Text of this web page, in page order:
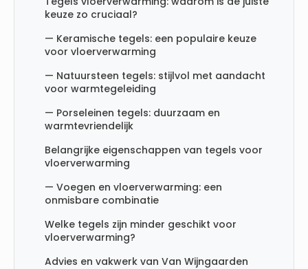
keuze zo cruciaal?
— Keramische tegels: een populaire keuze
voor vloerverwarming
— Natuursteen tegels: stijlvol met aandacht
voor warmtegeleiding
— Porseleinen tegels: duurzaam en
warmtevriendelijk
Belangrijke eigenschappen van tegels voor
vloerverwarming
— Voegen en vloerverwarming: een
onmisbare combinatie
Welke tegels zijn minder geschikt voor
vloerverwarming?
Advies en vakwerk van Van Wijngaarden